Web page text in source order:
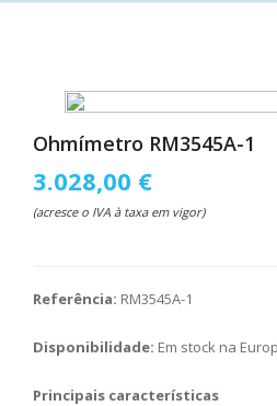
Ohmímetro RM3545A-1
3.028,00 €
(acresce o IVA à taxa em vigor)
Referência: RM3545A-1
Disponibilidade: Em stock na
Principais características